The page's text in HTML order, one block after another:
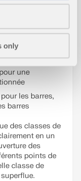
only
d’affichage («
« Sans
comme
une
les barres,
barres
des classes de
en un
des
points de
classe de